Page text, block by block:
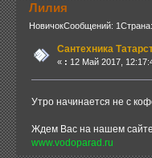
Лилия
НовичокСообщений: 1 Страна:
Сантехника
« : 12 Май 2017,
Утро начинается не с
Ждем Вас на нашем сайте
www.vodoparad.ru